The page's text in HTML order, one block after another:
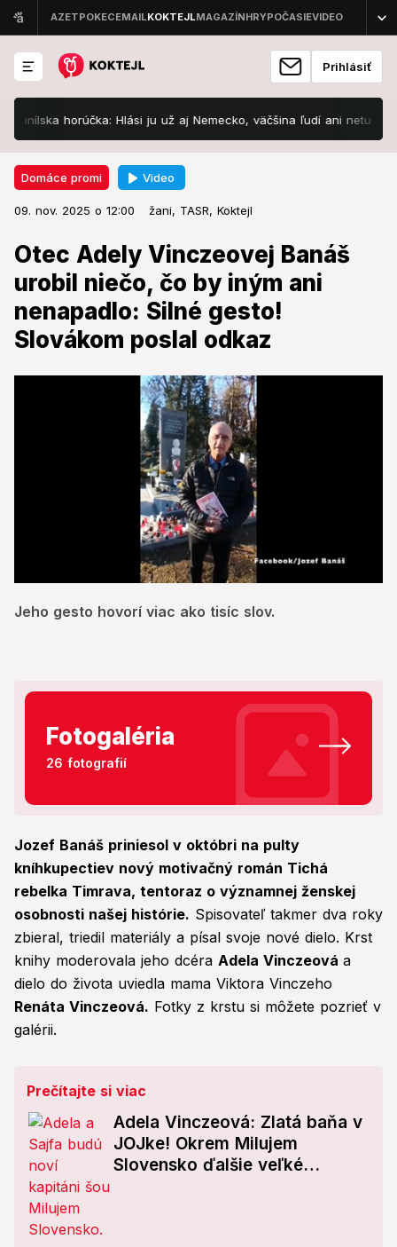
Prihlásiť
horúčka: Hlási ju už aj Nemecko, väčšina ľudí ani netuší, že ju má!
Domáce promi Video
09. nov. 2025 o 12:00 žani, TASR, Koktejl
Otec Adely Vinczeovej Banáš
urobil niečo, čo by iným ani
nenapadlo: Silné gesto!
Slovákom poslal odkaz
seconds
of
Jeho gesto hovorí viac ako tisíc slov.
Domáce promi 09. nov. 2025 o 12:00
Otec Adely Vinczeovej Banáš
urobil niečo, čo by iným ani
nenapadlo: Silné gesto! Slovákom
poslal odkaz
Jeho gesto hovorí viac ako tisíc slov.
Fotogaléria
26 fotografií
Jozef Banáš priniesol v októbri na pulty
kníhkupectiev nový motivačný román Tichá
rebelka Timrava, tentoraz o významnej ženskej
osobnosti našej histórie. Spisovateľ takmer dva roky
zbieral, triedil materiály a písal svoje nové dielo. Krst
knihy moderovala jeho dcéra Adela Vinczeová a
dielo do života uviedla mama Viktora Vinczeho
Renáta Vinczeová. Fotky z krstu si môžete pozrieť v
galérii.
Prečítajte si viac
Adela Vinczeová: Zlatá baňa v
JOJke! Okrem Milujem
Slovensko ďalšie veľké